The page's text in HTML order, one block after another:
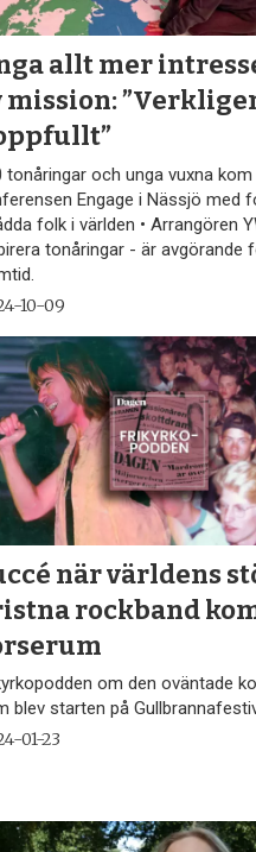
allt mer
mission:
tonåringar och unga vuxna kom
Engage i Nässjö med
folk i världen • Arrangören
tonåringar - är avgörande
10-09
när världens
rockband
om den oväntade
blev starten på
01-23